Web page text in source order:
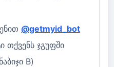
@getmyid_bot
თქვენს ჯგუფში
B)